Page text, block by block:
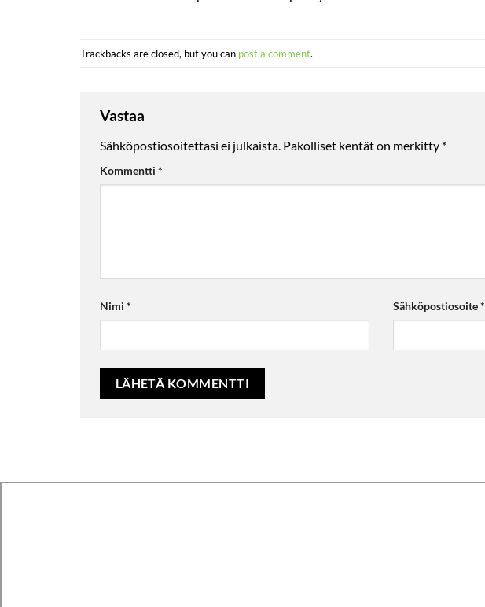
Trackbacks are closed, but you can post a comment.
Vastaa
Sähköpostiosoitettasi ei julkaista. Pakolliset kentät on merkitty *
Kommentti *
Nimi * Sähköpostiosoite*